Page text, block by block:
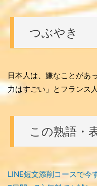
つぶやき
日本人は、嫌なことがあ
力はすごい」とフランス
この熟語・
LINE短文添削コースで今